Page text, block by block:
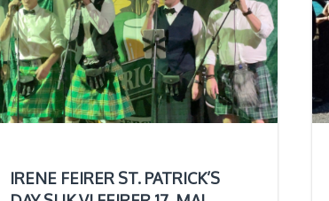
IRENE FEIRER ST. PATRICK’S